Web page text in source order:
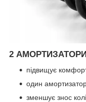
2 АМОРТИЗАТОРИ
підвищує
один
зменшує знос